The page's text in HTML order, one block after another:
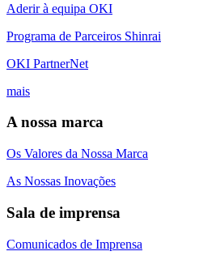
Aderir à equipa OKI
Programa de Parceiros Shinrai
OKI PartnerNet
mais
A nossa marca
Os Valores da Nossa Marca
As Nossas Inovações
Sala de imprensa
Comunicados de Imprensa